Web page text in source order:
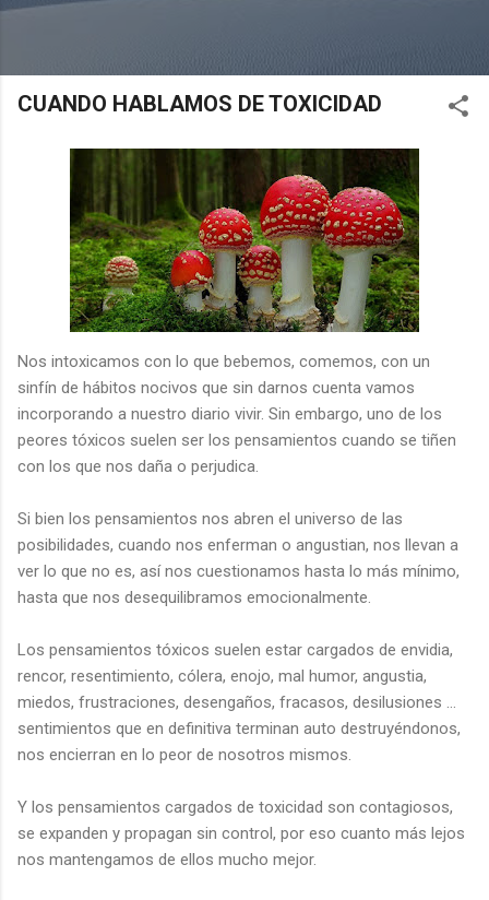
CUANDO HABLAMOS DE TOXICIDAD
Nos intoxicamos con lo que bebemos, comemos, con un
sinfín de hábitos nocivos que sin darnos cuenta vamos
incorporando a nuestro diario vivir. Sin embargo, uno de los
peores tóxicos suelen ser los pensamientos cuando se tiñen
con los que nos daña o perjudica.
Si bien los pensamientos nos abren el universo de las
posibilidades, cuando nos enferman o angustian, nos llevan a
ver lo que no es, así nos cuestionamos hasta lo más mínimo,
hasta que nos desequilibramos emocionalmente.
Los pensamientos tóxicos suelen estar cargados de envidia,
rencor, resentimiento, cólera, enojo, mal humor, angustia,
miedos, frustraciones, desengaños, fracasos, desilusiones …
sentimientos que en definitiva terminan auto destruyéndonos,
nos encierran en lo peor de nosotros mismos.
Y los pensamientos cargados de toxicidad son contagiosos,
se expanden y propagan sin control, por eso cuanto más lejos
nos mantengamos de ellos mucho mejor.